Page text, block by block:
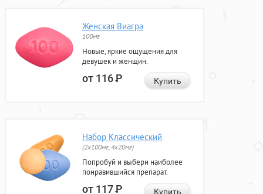
Женская Виагра
100мг
Новые, яркие ощущения для
девушек и женщин.
от 116Р Купить
Набор Классический
(2x100мг, 4x20мг)
Попробуй и выбери наиболее
понравившийся препарат.
от 117Р Купить